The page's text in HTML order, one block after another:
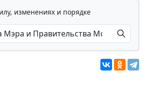
изменениях и порядке